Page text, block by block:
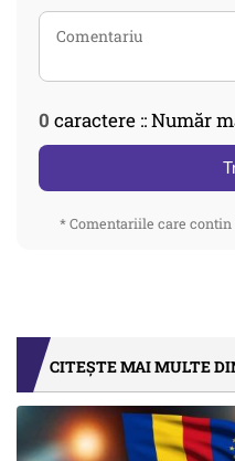
0 caractere :: Număr
* Comentariile care
CITEȘTE MAI MULTE